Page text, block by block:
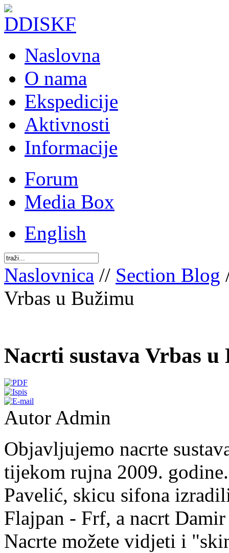
Naslovna
O nama
Ekspedicije
Aktivnosti
Informacije
Forum
Media Box
English
Naslovnica // Section Blog
Vrbas u Bužimu
Nacrti sustava Vrbas u
Autor Admin
Objavljujemo nacrte
tijekom rujna 2009.
Pavelić, skicu sifona
Flajpan - Frf, a nacrt
Nacrte možete vidjeti i